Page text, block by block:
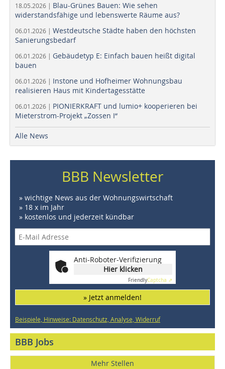
18.05.2026 | Blau-Grünes Bauen: Wie sehen
widerstandsfähige und lebenswerte Räume aus?
06.01.2026 | Westdeutsche Städte haben den höchsten
Sanierungsbedarf
06.01.2026 | Gebäudetyp E: Einfach bauen heißt digital
bauen
06.01.2026 | Instone und Hofheimer Wohnungsbau
realisieren Haus mit Kindertagesstätte
06.01.2026 | PIONIERKRAFT und lumio+ kooperieren bei
Mieterstrom-Projekt „Zossen I“
Alle News
BBB Newsletter
» wichtige News aus der Wohnungswirtschaft
» 18 x im Jahr
» kostenlos und jederzeit kündbar
Anti-Roboter-Verifizierung
Hier klicken
FriendlyCaptcha ⇗
» Jetzt anmelden!
Beispiele, Hinweise: Datenschutz, Analyse, Widerruf
BBB Jobs
Mehr Stellen